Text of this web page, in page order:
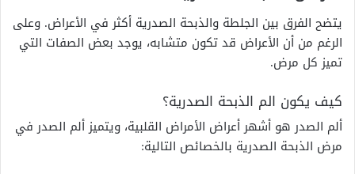
يتضح الفرق بين الجلطة والذبحة الصدرية أكثر في الأعراض. وعلى
الرغم من أن الأعراض قد تكون متشابه، يوجد بعض الصفات التي
تميز كل مرض.
كيف يكون الم الذبحة الصدرية؟
ألم الصدر هو أشهر أعراض الأمراض القلبية، ويتميز ألم الصدر في
مرض الذبحة الصدرية بالخصائص التالية: